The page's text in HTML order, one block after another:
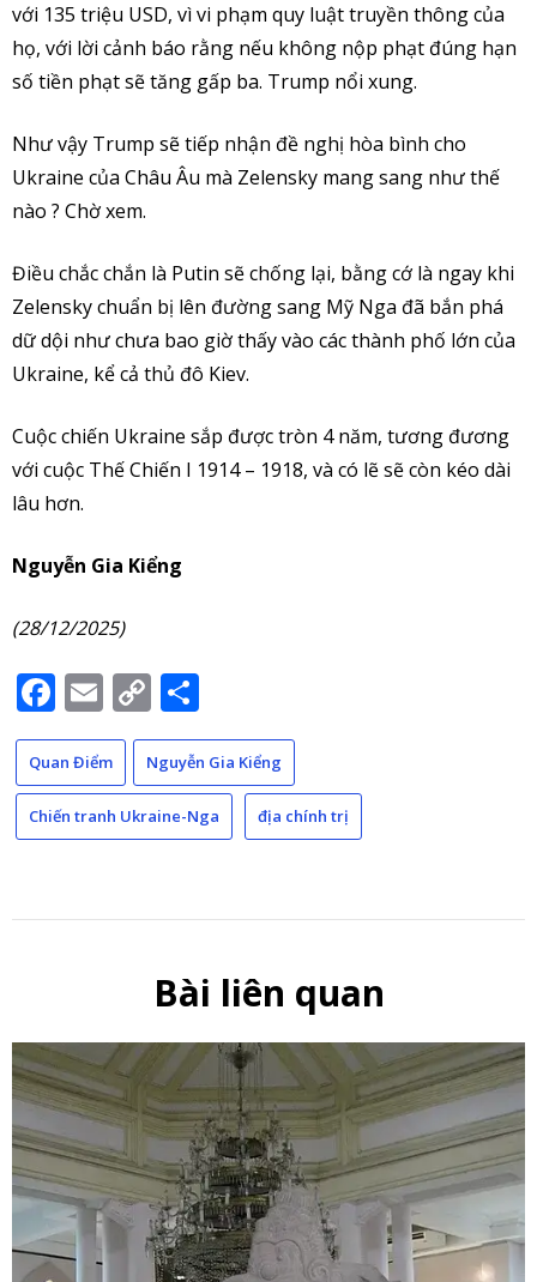
với 135 triệu USD, vì vi phạm quy luật truyền thông của
họ, với lời cảnh báo rằng nếu không nộp phạt đúng hạn
số tiền phạt sẽ tăng gấp ba. Trump nổi xung.
Như vậy Trump sẽ tiếp nhận đề nghị hòa bình cho
Ukraine của Châu Âu mà Zelensky mang sang như thế
nào ? Chờ xem.
Điều chắc chắn là Putin sẽ chống lại, bằng cớ là ngay khi
Zelensky chuẩn bị lên đường sang Mỹ Nga đã bắn phá
dữ dội như chưa bao giờ thấy vào các thành phố lớn của
Ukraine, kể cả thủ đô Kiev.
Cuộc chiến Ukraine sắp được tròn 4 năm, tương đương
với cuộc Thế Chiến I 1914 – 1918, và có lẽ sẽ còn kéo dài
lâu hơn.
Nguyễn Gia Kiểng
(28/12/2025)
Facebook
Email
Copy
Link
Quan Điểm Nguyễn Gia Kiểng
Chiến tranh Ukraine-Nga địa chính trị
Bài liên quan